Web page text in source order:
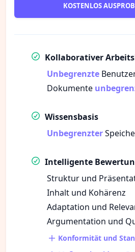
KOSTENLOS
Kollaborativer
Unbegrenzte
Dokumente
Wissensbasis
Unbegrenzter
Intelligente
Struktur und
Inhalt und Kohärenz
Adaptation und
Argumentation und
Konformität und